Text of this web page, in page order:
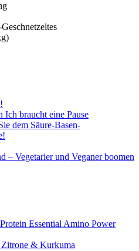
braucht eine Pause
dem Säure-Basen-
– Vegetarier und Veganer boomen
Essential Amino Power
& Kurkuma